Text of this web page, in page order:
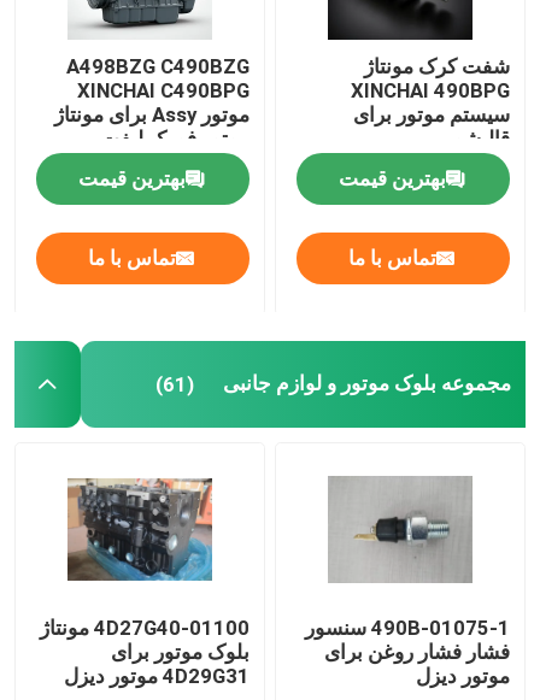
سیستم تامین روغن
سیستم خنک کننده
مونتاژ استارت
ژنراتور و کمربند مونتاژ
شفت کرک مونتاژ
XINCHAI 490BPG
سیستم موتور برای
قالیشویی
بهترین قیمت
تماس با ما
A498BZG C490BZG
XINCHAI C490BPG
موتور Assy برای مونتاژ
موتور فورک لیفت
بهترین قیمت
تماس با ما
مجموعه بلوک موتور و لوازم جانبی (61)
490B-01075-1 سنسور
فشار فشار روغن برای
موتور دیزل
4D27G40-01100 مونتاژ
بلوک موتور برای
4D29G31 موتور دیزل